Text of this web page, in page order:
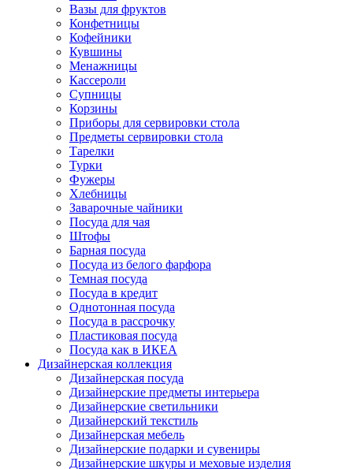
Вазы для фруктов
Конфетницы
Кофейники
Кувшины
Менажницы
Кассероли
Супницы
Корзины
Приборы для сервировки стола
Предметы сервировки стола
Тарелки
Турки
Фужеры
Хлебницы
Заварочные чайники
Посуда для чая
Штофы
Барная посуда
Посуда из белого фарфора
Темная посуда
Посуда в кредит
Однотонная посуда
Посуда в рассрочку
Пластиковая посуда
Посуда как в ИКЕА
Дизайнерская коллекция
Дизайнерская посуда
Дизайнерские предметы интерьера
Дизайнерские светильники
Дизайнерский текстиль
Дизайнерская мебель
Дизайнерские подарки и сувениры
Дизайнерские шкуры и меховые изделия